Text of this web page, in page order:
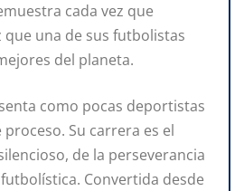
cada vez que
que una de sus futbolistas
del planeta.
como pocas deportistas
Su carrera es el
de la perseverancia
Convertida desde